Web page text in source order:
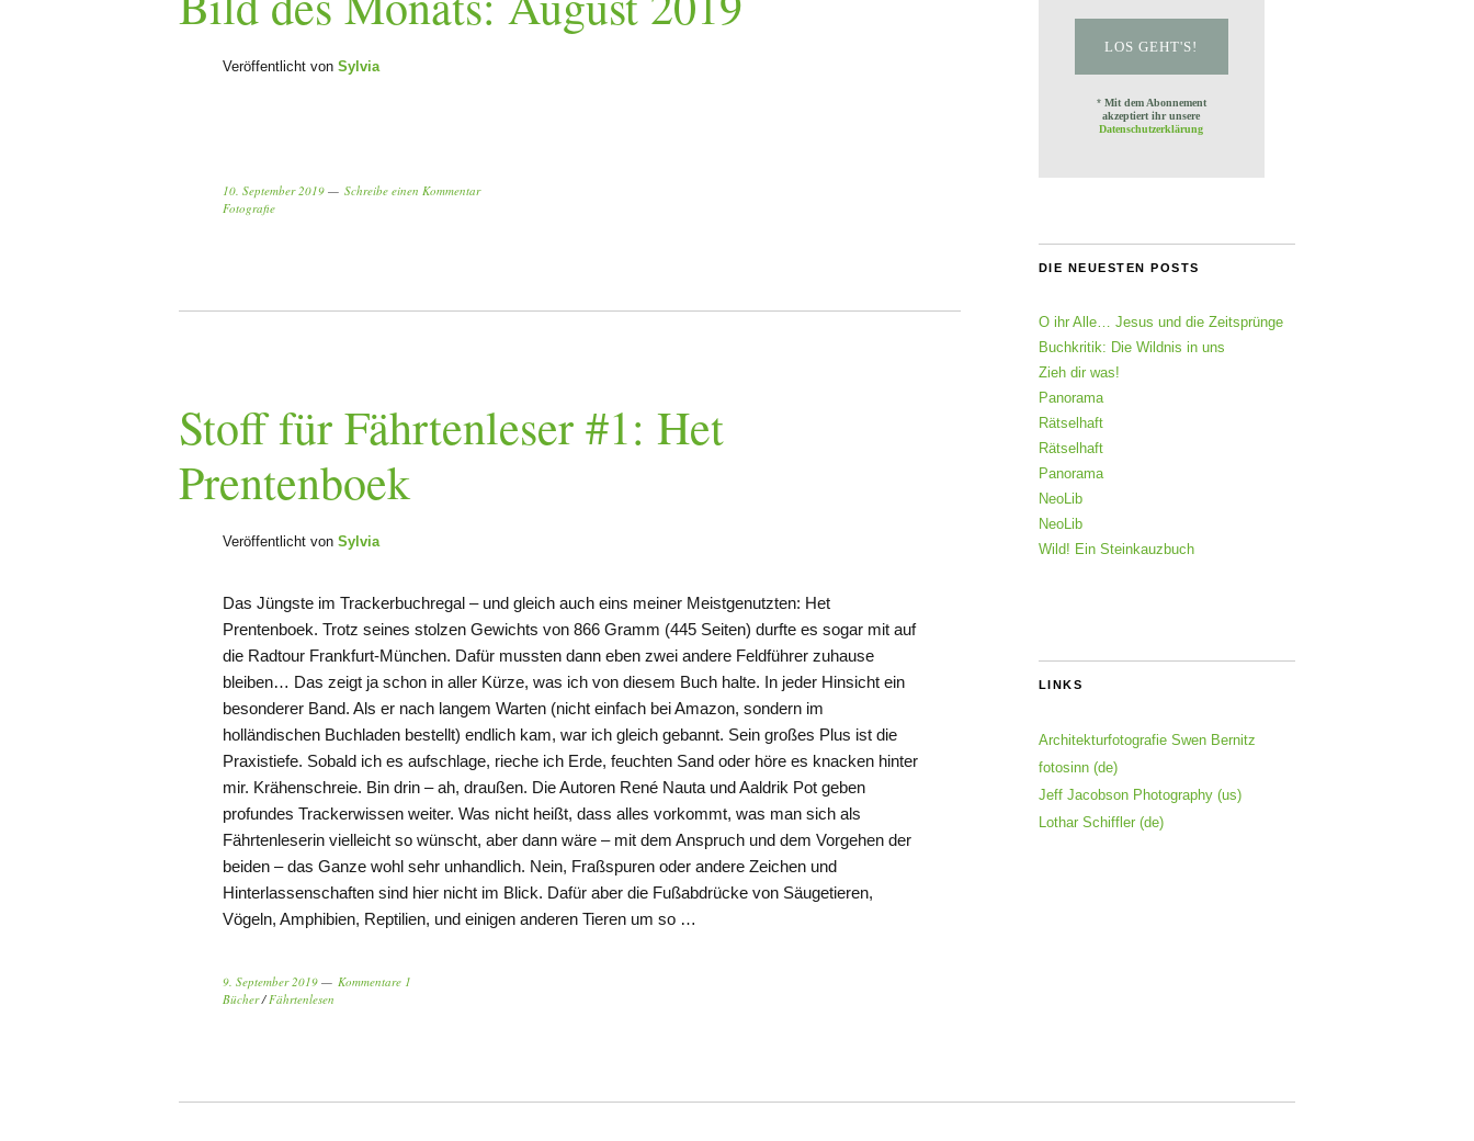
Veröffentlicht von Sylvia
10. September 2019
Schreibe einen Kommentar
Fotografie
Stoff für Fährtenleser #1: Het
Prentenboek
Veröffentlicht von Sylvia
Das Jüngste im Trackerbuchregal – und gleich auch eins meiner Meistgenutzten: Het
Prentenboek. Trotz seines stolzen Gewichts von 866 Gramm (445 Seiten) durfte es sogar mit auf
die Radtour Frankfurt-München. Dafür mussten dann eben zwei andere Feldführer zuhause
bleiben… Das zeigt ja schon in aller Kürze, was ich von diesem Buch halte. In jeder Hinsicht ein
besonderer Band. Als er nach langem Warten (nicht einfach bei Amazon, sondern im
holländischen Buchladen bestellt) endlich kam, war ich gleich gebannt. Sein großes Plus ist die
Praxistiefe. Sobald ich es aufschlage, rieche ich Erde, feuchten Sand oder höre es knacken hinter
mir. Krähenschreie. Bin drin – ah, draußen. Die Autoren René Nauta und Aaldrik Pot geben
profundes Trackerwissen weiter. Was nicht heißt, dass alles vorkommt, was man sich als
Fährtenleserin vielleicht so wünscht, aber dann wäre – mit dem Anspruch und dem Vorgehen der
beiden – das Ganze wohl sehr unhandlich. Nein, Fraßspuren oder andere Zeichen und
Hinterlassenschaften sind hier nicht im Blick. Dafür aber die Fußabdrücke von Säugetieren,
Vögeln, Amphibien, Reptilien, und einigen anderen Tieren um so …
9. September 2019
Kommentare 1
Bücher/Fährtenlesen
* Mit dem Abonnement
akzeptiert ihr unsere
Datenschutzerklärung
DIE NEUESTEN POSTS
O ihr Alle… Jesus und die Zeitsprünge
Buchkritik: Die Wildnis in uns
Zieh dir was!
Panorama
Rätselhaft
Rätselhaft
Panorama
NeoLib
NeoLib
Wild! Ein Steinkauzbuch
LINKS
Architekturfotografie Swen Bernitz
fotosinn (de)
Jeff Jacobson Photography (us)
Lothar Schiffler (de)